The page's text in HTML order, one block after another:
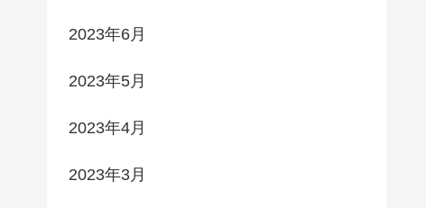
2023年6月
2023年5月
2023年4月
2023年3月